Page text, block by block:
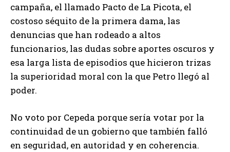
campaña, el llamado Pacto de La Picota, el
costoso séquito de la primera dama, las
denuncias que han rodeado a altos
funcionarios, las dudas sobre aportes oscuros y
esa larga lista de episodios que hicieron trizas
la superioridad moral con la que Petro llegó al
poder.
No voto por Cepeda porque sería votar por la
continuidad de un gobierno que también falló
en seguridad, en autoridad y en coherencia.